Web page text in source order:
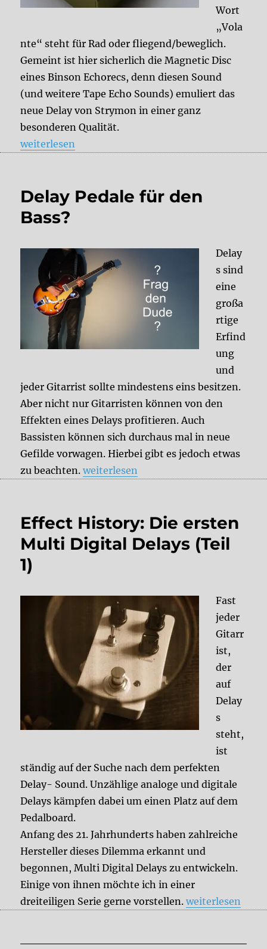
Wort
„Vola
nte“ steht für Rad oder fliegend/beweglich.
Gemeint ist hier sicherlich die Magnetic Disc
eines Binson Echorecs, denn diesen Sound
(und weitere Tape Echo Sounds) emuliert das
neue Delay von Strymon in einer ganz
besonderen Qualität.
„Testbericht: Strymon Volante Teil 1“
weiterlesen
Delay Pedale für den
Bass?
Delay
s sind
eine
großa
rtige
Erfind
ung
und
jeder Gitarrist sollte mindestens eins besitzen.
Aber nicht nur Gitarristen können von den
Effekten eines Delays profitieren. Auch
Bassisten können sich durchaus mal in neue
Gefilde vorwagen. Hierbei gibt es jedoch etwas
zu beachten.„Delay Pedale für den Bass?“
weiterlesen
Effect History: Die ersten
Multi Digital Delays (Teil
1)
Fast
jeder
Gitarr
ist,
der
auf
Delay
s
steht,
ist
ständig auf der Suche nach dem perfekten
Delay- Sound. Unzählige analoge und digitale
Delays kämpfen dabei um einen Platz auf dem
Pedalboard.
Anfang des 21. Jahrhunderts haben zahlreiche
Hersteller dieses Dilemma erkannt und
begonnen, Multi Digital Delays zu entwickeln.
Einige von ihnen möchte ich in einer
dreiteiligen Serie gerne vorstellen.„Effect History:
weiterlesen